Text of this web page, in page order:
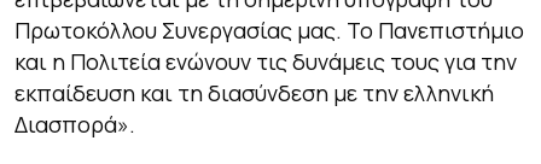
Πρωτοκόλλου Συνεργασίας μας. Το Πανεπιστήμιο
και η Πολιτεία ενώνουν τις δυνάμεις τους για την
εκπαίδευση και τη διασύνδεση με την ελληνική
Διασπορά».